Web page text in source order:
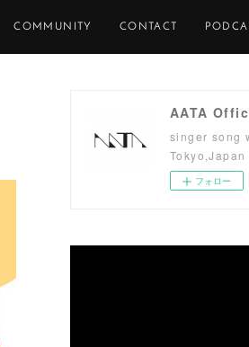
COMMUNITY CONTACT
AATA
singer song
Tokyo,Japan
フォロー